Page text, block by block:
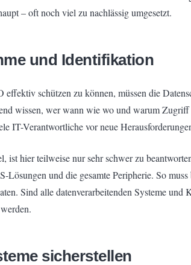
– oft noch viel zu nachlässig umgesetzt.
und Identifikation
schützen zu können, müssen die
wissen, wer wann wie wo und warum
IT-Verantwortliche vor neue
ist hier teilweise nur sehr schwer zu
Lösungen und die gesamte Peripherie. So
Sind alle datenverarbeitenden Systeme
sicherstellen